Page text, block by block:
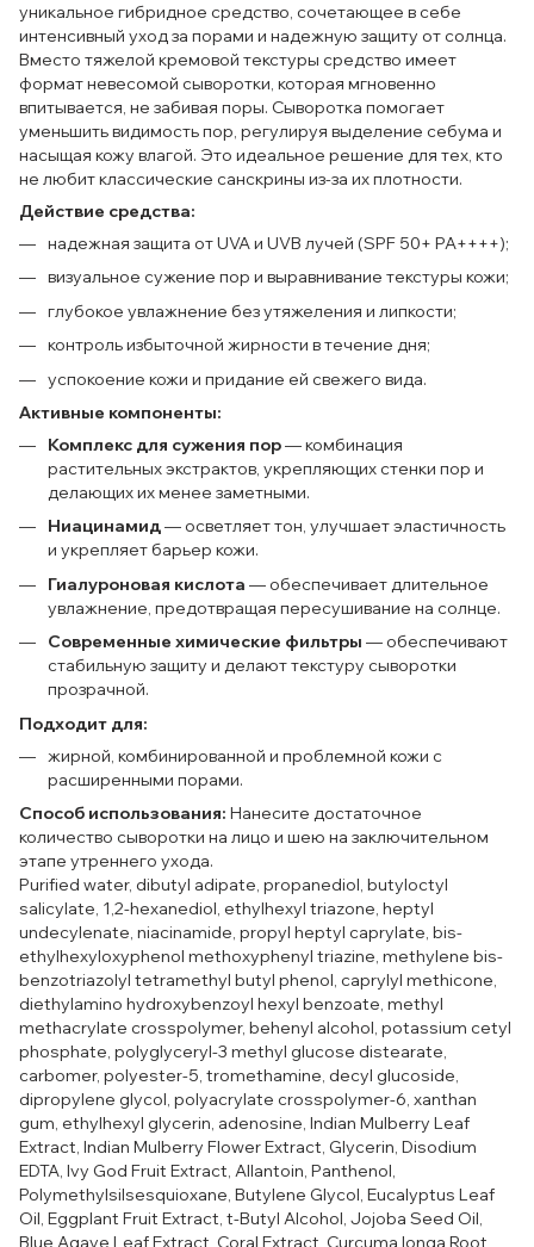
уникальное гибридное средство, сочетающее в себе
интенсивный уход за порами и надежную защиту от солнца.
Вместо тяжелой кремовой текстуры средство имеет
формат невесомой сыворотки, которая мгновенно
впитывается, не забивая поры. Сыворотка помогает
уменьшить видимость пор, регулируя выделение себума и
насыщая кожу влагой. Это идеальное решение для тех, кто
не любит классические санскрины из-за их плотности.
Действие средства:
надежная защита от UVA и UVB лучей (SPF 50+ PA++++);
визуальное сужение пор и выравнивание текстуры кожи;
глубокое увлажнение без утяжеления и липкости;
контроль избыточной жирности в течение дня;
успокоение кожи и придание ей свежего вида.
Активные компоненты:
Комплекс для сужения пор— комбинация
растительных экстрактов, укрепляющих стенки пор и
делающих их менее заметными.
Ниацинамид— осветляет тон, улучшает эластичность
и укрепляет барьер кожи.
Гиалуроновая кислота — обеспечивает длительное
увлажнение, предотвращая пересушивание на солнце.
Современные химические фильтры — обеспечивают
стабильную защиту и делают текстуру сыворотки
прозрачной.
Подходит для:
жирной, комбинированной и проблемной кожи с
расширенными порами.
Способ использования: Нанесите достаточное
количество сыворотки на лицо и шею на заключительном
этапе утреннего ухода.
Purified water, dibutyl adipate, propanediol, butyloctyl
salicylate, 1,2-hexanediol, ethylhexyl triazone, heptyl
undecylenate, niacinamide, propyl heptyl caprylate, bis-
ethylhexyloxyphenol methoxyphenyl triazine, methylene bis-
benzotriazolyl tetramethyl butyl phenol, caprylyl methicone,
diethylamino hydroxybenzoyl hexyl benzoate, methyl
methacrylate crosspolymer, behenyl alcohol, potassium cetyl
phosphate, polyglyceryl-3 methyl glucose distearate,
carbomer, polyester-5, tromethamine, decyl glucoside,
dipropylene glycol, polyacrylate crosspolymer-6, xanthan
gum, ethylhexyl glycerin, adenosine, Indian Mulberry Leaf
Extract, Indian Mulberry Flower Extract, Glycerin, Disodium
EDTA, Ivy God Fruit Extract, Allantoin, Panthenol,
Polymethylsilsesquioxane, Butylene Glycol, Eucalyptus Leaf
Oil, Eggplant Fruit Extract, t-Butyl Alcohol, Jojoba Seed Oil,
Blue Agave Leaf Extract, Coral Extract, Curcuma longa Root